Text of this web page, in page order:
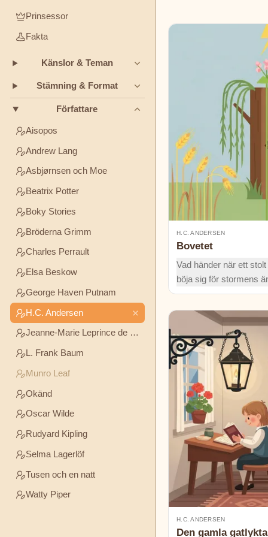
Prinsessor
Fakta
Känslor & Teman
Stämning & Format
Författare
Aisopos
Andrew Lang
Asbjørnsen och Moe
Beatrix Potter
Boky Stories
Bröderna Grimm
Charles Perrault
Elsa Beskow
George Haven Putnam
H.C. Andersen
Jeanne-Marie Leprince de Beaumont
L. Frank Baum
Munro Leaf
Okänd
Oscar Wilde
Rudyard Kipling
Selma Lagerlöf
Tusen och en natt
Watty Piper
Godnattsagor
Mysterier
Boky
Perrault
Elsa
Beskow
George
Haven
Putnam
H.C.
Andersen
Jeanne-
Leprince
de
Beaumont
Frank
Baum
Munro
Leaf
Okänd
H.C. ANDERSEN
Bovetet
Vad händer när ett
böja sig för stormens
spännande äventyr
sätts på prov och ett
avslöjar hemligheter.
H.C. ANDERSEN
Den gamla